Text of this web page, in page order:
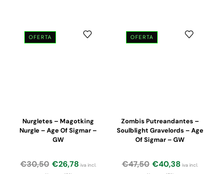
OFERTA
Nurgletes – Magotking
Nurgle – Age Of Sigmar –
GW
€30,50 €26,78 iva incl.
OFERTA
Zombis Putreandantes –
Soulblight Gravelords – Age
Of Sigmar – GW
€47,50 €40,38 iva incl.